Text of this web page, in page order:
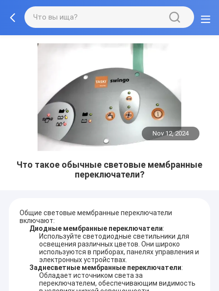
Nov 12, 2024
Что такое обычные световые мембранные
переключатели?
Общие световые мембранные переключатели
включают:
Диодные мембранные переключатели:
Используйте светодиодные светильники для
освещения различных цветов. Они широко
используются в приборах, панелях управления и
электронных устройствах.
Заднесветные мембранные переключатели:
Обладает источником света за
переключателем, обеспечивающим видимость